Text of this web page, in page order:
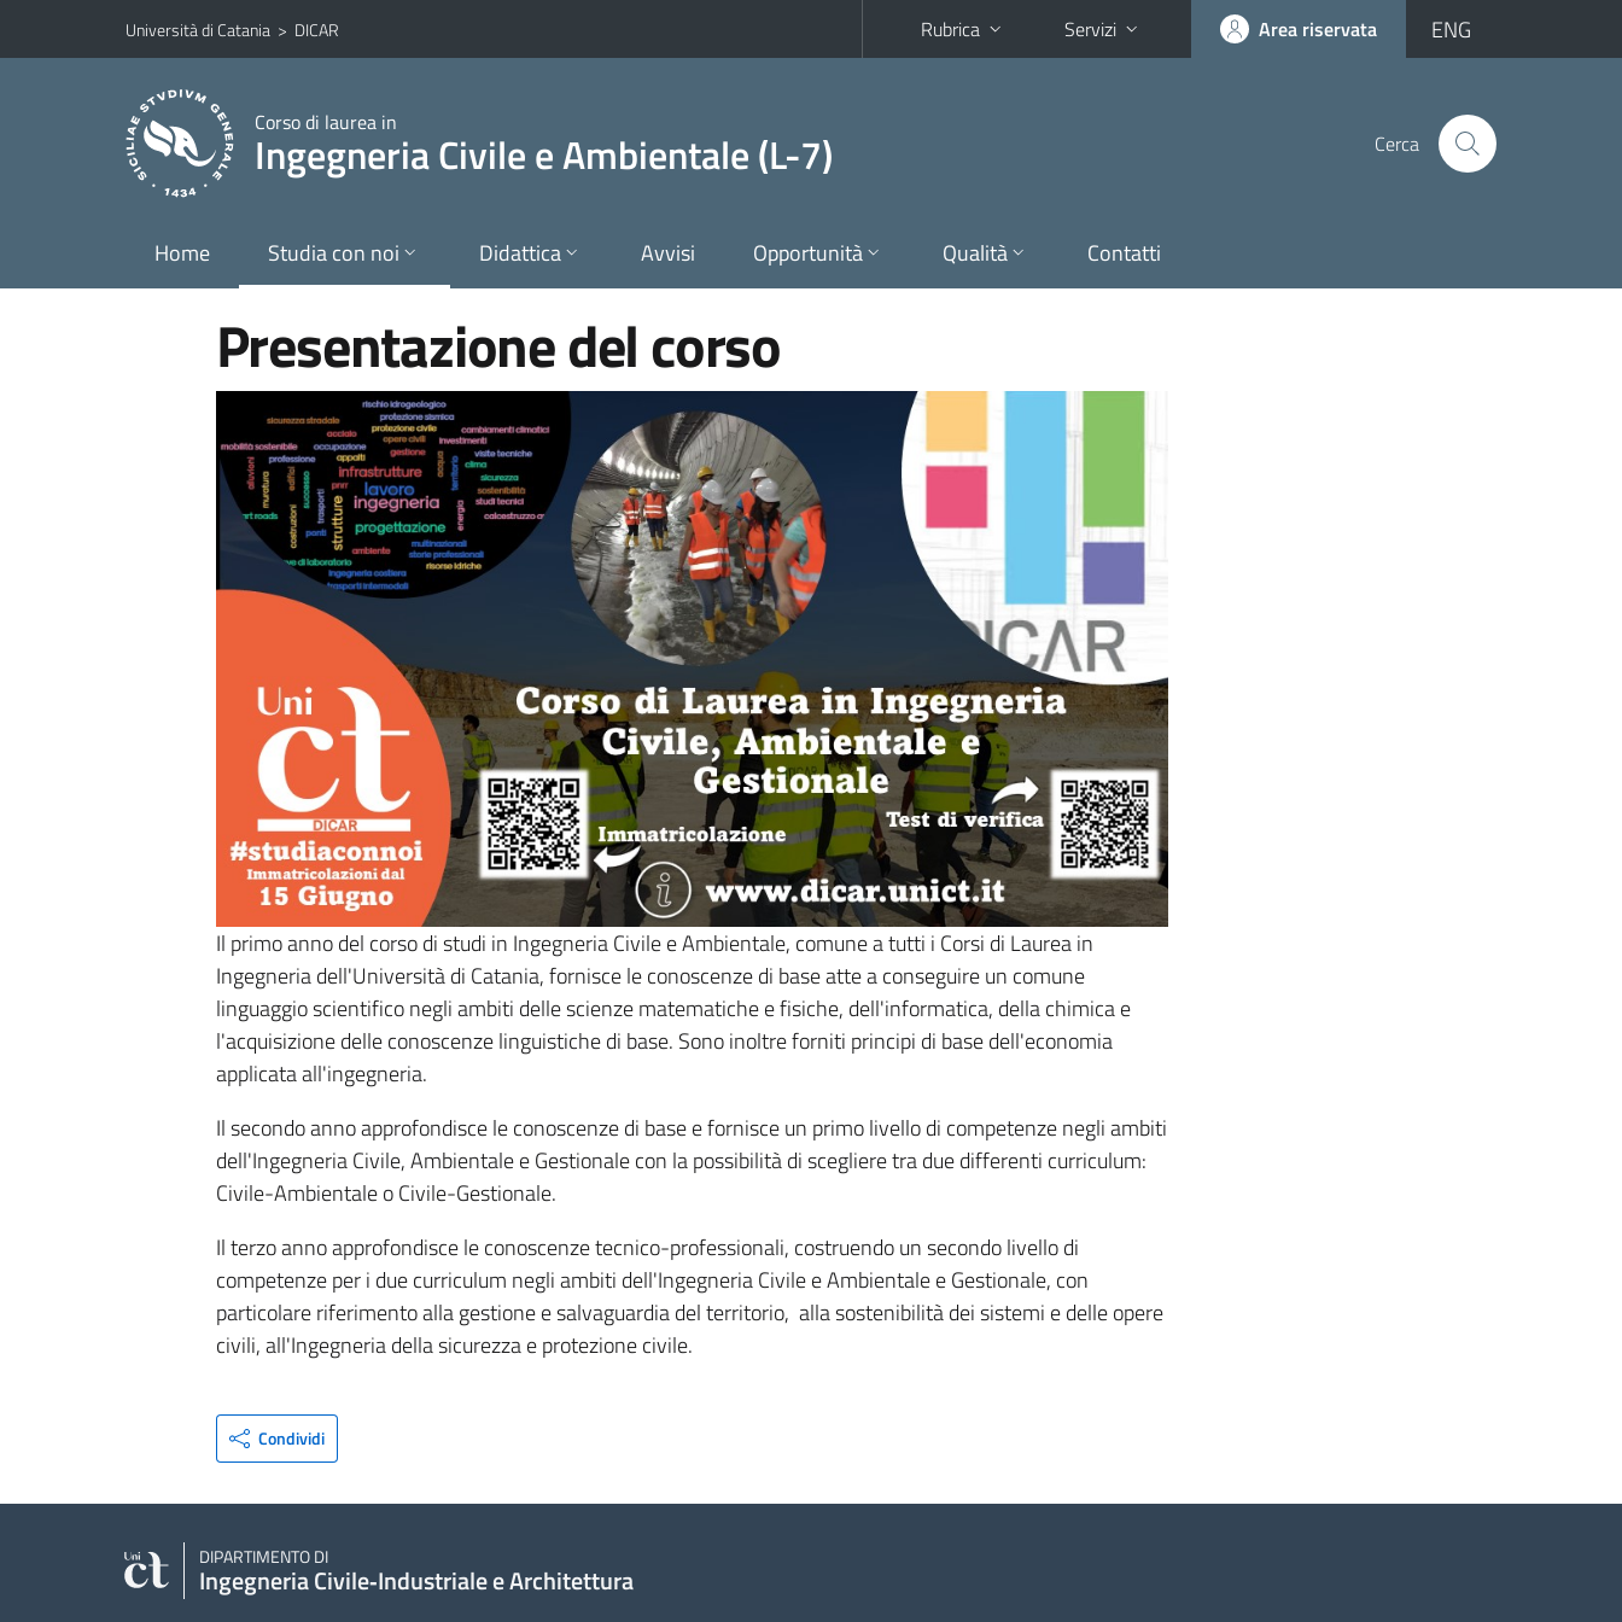
Vai al contenuto principale
Vai al menu di navigazione
Università di Catania > DICAR Rubrica Servizi Area riservata ENG
Corso di laurea in
Ingegneria Civile e Ambientale (L-7) Cerca
Home Studia con noi Didattica Avvisi Opportunità Qualità Contatti
Presentazione del corso
Il primo anno del corso di studi in Ingegneria Civile e Ambientale, comune a tutti i Corsi di Laurea in
Ingegneria dell'Università di Catania, fornisce le conoscenze di base atte a conseguire un comune
linguaggio scientifico negli ambiti delle scienze matematiche e fisiche, dell'informatica, della chimica e
l'acquisizione delle conoscenze linguistiche di base. Sono inoltre forniti principi di base dell'economia
applicata all'ingegneria.
Il secondo anno approfondisce le conoscenze di base e fornisce un primo livello di competenze negli ambiti
dell'Ingegneria Civile, Ambientale e Gestionale con la possibilità di scegliere tra due differenti curriculum:
Civile-Ambientale o Civile-Gestionale.
Il terzo anno approfondisce le conoscenze tecnico-professionali, costruendo un secondo livello di
competenze per i due curriculum negli ambiti dell'Ingegneria Civile e Ambientale e Gestionale, con
particolare riferimento alla gestione e salvaguardia del territorio, alla sostenibilità dei sistemi e delle opere
civili, all'Ingegneria della sicurezza e protezione civile.
Condividi
DIPARTIMENTO DI
Ingegneria Civile‑Industriale e Architettura